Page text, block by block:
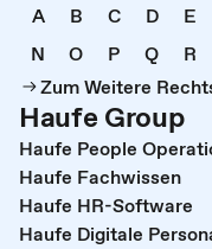
A B C D E
N
O P Q R
Zum Weitere
Haufe Group
Haufe People
Haufe Fachwissen
Haufe HR-Software
Haufe Digitale